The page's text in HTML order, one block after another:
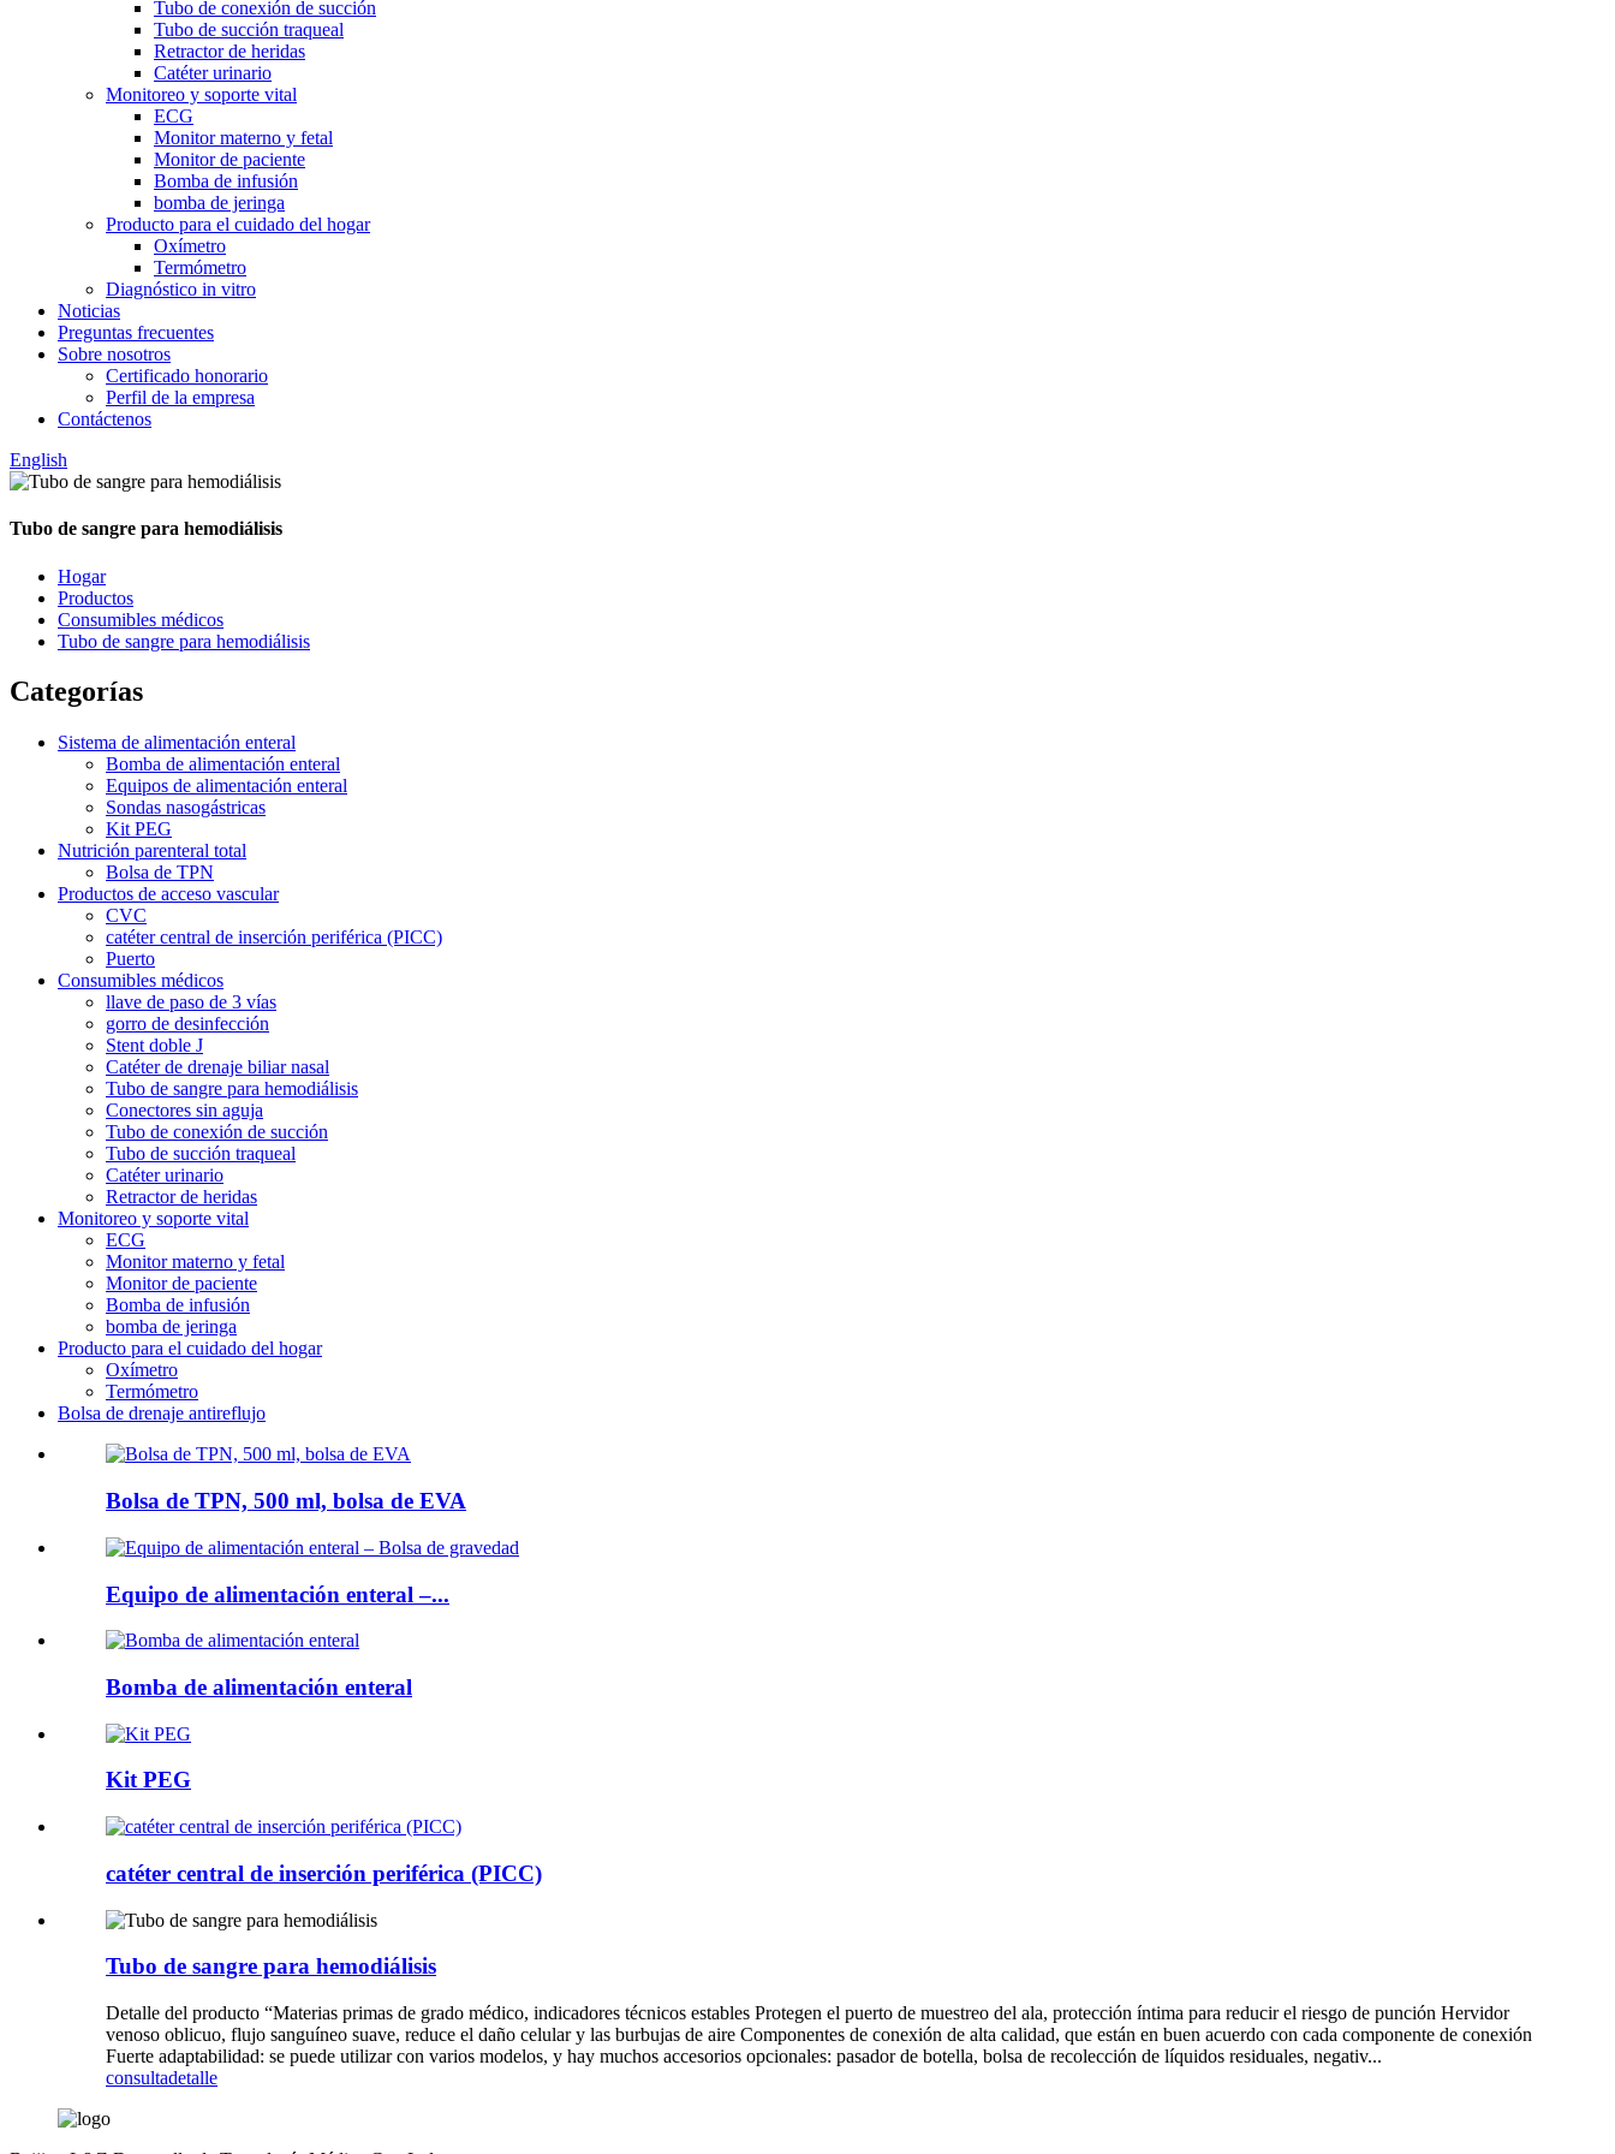
Tubo de conexión de succión
Tubo de succión traqueal
Retractor de heridas
Catéter urinario
Monitoreo y soporte vital
ECG
Monitor materno y fetal
Monitor de paciente
Bomba de infusión
bomba de jeringa
Producto para el cuidado del hogar
Oxímetro
Termómetro
Diagnóstico in vitro
Noticias
Preguntas frecuentes
Sobre nosotros
Certificado honorario
Perfil de la empresa
Contáctenos
English
Tubo de sangre para hemodiálisis
Hogar
Productos
Consumibles médicos
Tubo de sangre para hemodiálisis
Categorías
Sistema de alimentación enteral
Bomba de alimentación enteral
Equipos de alimentación enteral
Sondas nasogástricas
Kit PEG
Nutrición parenteral total
Bolsa de TPN
Productos de acceso vascular
CVC
catéter central de inserción periférica (PICC)
Puerto
Consumibles médicos
llave de paso de 3 vías
gorro de desinfección
Stent doble J
Catéter de drenaje biliar nasal
Tubo de sangre para hemodiálisis
Conectores sin aguja
Tubo de conexión de succión
Tubo de succión traqueal
Catéter urinario
Retractor de heridas
Monitoreo y soporte vital
ECG
Monitor materno y fetal
Monitor de paciente
Bomba de infusión
bomba de jeringa
Producto para el cuidado del hogar
Oxímetro
Termómetro
Bolsa de drenaje antireflujo
Bolsa de TPN, 500 ml, bolsa de EVA
Equipo de alimentación enteral –...
Bomba de alimentación enteral
Kit PEG
catéter central de inserción periférica (PICC)
Tubo de sangre para hemodiálisis
Detalle del producto “Materias primas de grado médico, indicadores técnicos estables Protegen el puerto de muestreo del ala, protección íntima para reducir el riesgo de punción Hervidor
venoso oblicuo, flujo sanguíneo suave, reduce el daño celular y las burbujas de aire Componentes de conexión de alta calidad, que están en buen acuerdo con cada componente de conexión
Fuerte adaptabilidad: se puede utilizar con varios modelos, y hay muchos accesorios opcionales: pasador de botella, bolsa de recolección de líquidos residuales, negativ...
consultadetalle